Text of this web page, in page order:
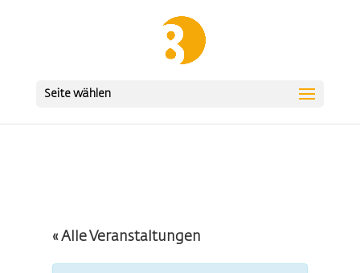
Seite wählen
« Alle Veranstaltungen